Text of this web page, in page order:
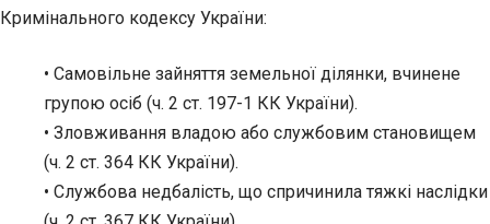
Кримінального кодексу України:
• Самовільне зайняття земельної ділянки, вчинене
групою осіб (ч. 2 ст. 197-1 КК України).
• Зловживання владою або службовим становищем
(ч. 2 ст. 364 КК України).
• Службова недбалість, що спричинила тяжкі наслідки